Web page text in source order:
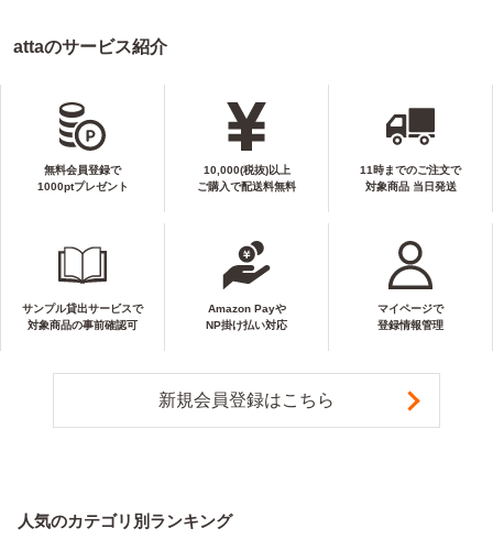
attaのサービス紹介
無料会員登録で
1000ptプレゼント
10,000(税抜)以上
ご購入で配送料無料
11時までのご注文で
対象商品 当日発送
サンプル貸出サービスで
対象商品の事前確認可
Amazon Payや
NP掛け払い対応
マイページで
登録情報管理
新規会員登録はこちら
人気のカテゴリ別ランキング